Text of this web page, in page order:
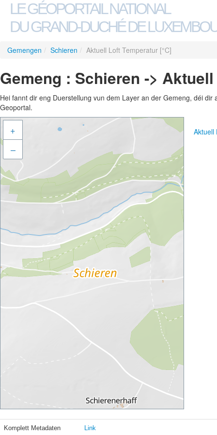
LE GÉOPORTAIL NATIONAL
DU GRAND-DUCHÉ DE
Gemengen / Schieren / Aktuell Loft Temperatur [°C]
Gemeng : Schieren ->
Hei fannt dir eng Duerstellung vun dem Layer an der Gemeng, déi
Geoportal.
+
–
Aktuell
Komplett Metadaten Link